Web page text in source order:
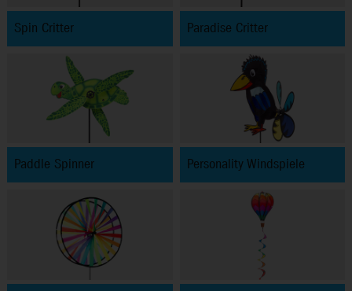
Spin Critter Paradise Critter
Paddle Spinner Personality Windspiele